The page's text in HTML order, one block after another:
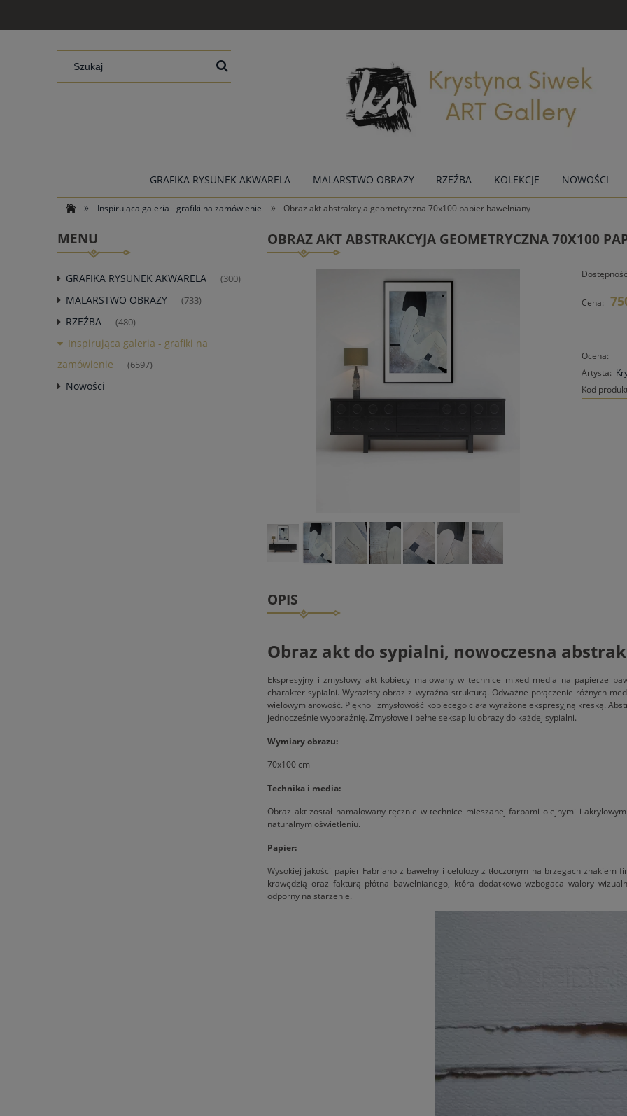
GRAFIKA RYSUNEK AKWARELA MALARSTWO OBRAZY RZEŹBA KOLEKCJE NOWOŚCI
» Inspirująca galeria - grafiki na zamówienie » Obraz akt abstrakcyja geometryczna 70x100 papier bawełniany
MENU
GRAFIKA RYSUNEK AKWARELA (300)
MALARSTWO OBRAZY (733)
RZEŹBA (480)
Inspirująca galeria - grafiki na
zamówienie
(6597)
Nowości
OBRAZ AKT ABSTRAKCYJA GEOMETRYCZNA 70X100
Cena:
Ocena:
Artysta:
Kod
OPIS
Obraz akt do sypialni, nowoczesna
Ekspresyjny i zmysłowy akt kobiecy malowany w technice mixed media na papierze
charakter sypialni. Wyrazisty obraz z wyraźna strukturą. Odważne połączenie różnych
wielowymiarowość. Piękno i zmysłowość kobiecego ciała wyrażone ekspresyjną kreską.
jednocześnie wyobraźnię. Zmysłowe i pełne seksapilu obrazy do każdej sypialni.
Wymiary obrazu:
70x100 cm
Technika i media:
Obraz akt został namalowany ręcznie w technice mieszanej farbami olejnymi i
naturalnym oświetleniu.
Papier:
Wysokiej jakości papier Fabriano z bawełny i celulozy z tłoczonym na brzegach
krawędzią oraz fakturą płótna bawełnianego, która dodatkowo wzbogaca walory
odporny na starzenie.